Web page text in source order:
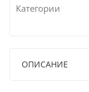
Категории
ОПИСАНИЕ